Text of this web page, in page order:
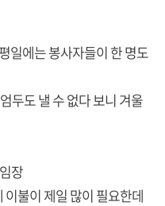
일에는 봉사자들이 한 명도
두도 낼 수 없다 보니 겨울
장
불이 제일 많이 필요한데